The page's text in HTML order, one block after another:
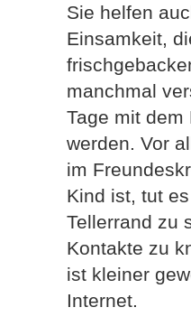
Sie helfen
Einsamkeit,
manchmal
Tage mit dem
werden. Vor
im
Kind ist, tut
Tellerrand zu
Kontakte zu
ist kleiner
Internet.